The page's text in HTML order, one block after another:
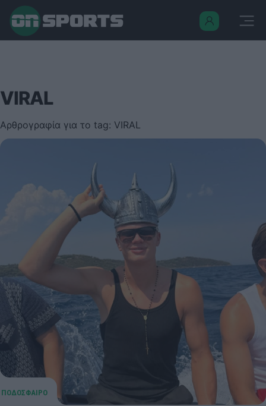
VIRAL
Αρθρογραφία για το tag: VIRAL